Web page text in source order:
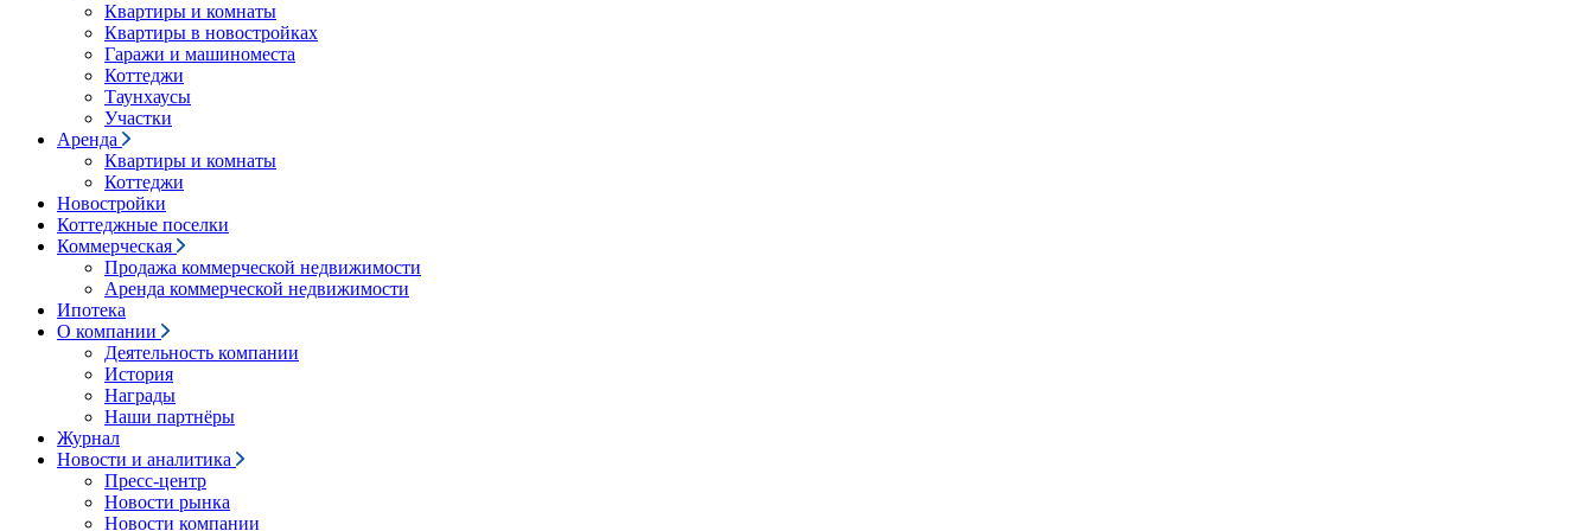
Квартиры и комнаты
Квартиры в новостройках
Гаражи и машиноместа
Коттеджи
Таунхаусы
Участки
Аренда
Квартиры и комнаты
Коттеджи
Новостройки
Коттеджные поселки
Коммерческая
Продажа коммерческой недвижимости
Аренда коммерческой недвижимости
Ипотека
О компании
Деятельность компании
История
Награды
Наши партнёры
Журнал
Новости и аналитика
Пресс-центр
Новости рынка
Новости компании